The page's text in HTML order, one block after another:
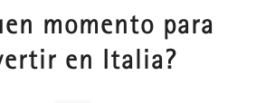
momento para
en Italia?